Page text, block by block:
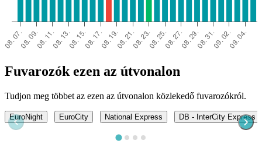
Fuvarozók ezen az útvonalon
Tudjon meg többet az ezen az útvonalon közlekedő fuvarozókról.
EuroNight EuroCity National Express DB - InterCity Express